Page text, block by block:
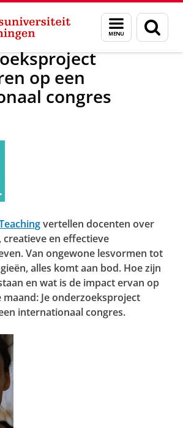
Menu
en
zoeken
Nieuws
op een
congres
vertellen docenten over
en effectieve
Van ongewone lesvormen tot
alles komt aan bod. Hoe zijn
en wat is de impact ervan op
maand: Je onderzoeksproject
internationaal congres.